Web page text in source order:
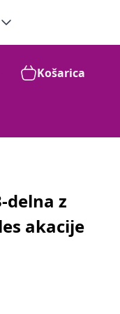
Košarica
delna z
akacije